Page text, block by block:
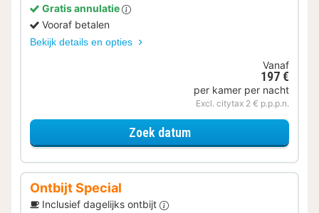
Gratis annulatie
Vooraf betalen
Bekijk details en opties
Vanaf
197 €
per kamer per nacht
Excl. citytax 2 € p.p.p.n.
Zoek datumvoor Samen genieten
Ontbijt Special
Inclusief dagelijks ontbijt